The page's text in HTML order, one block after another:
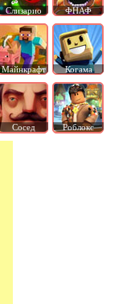
Слизарио ФНАФ
Майнкрафт Когама
Сосед Роблокс